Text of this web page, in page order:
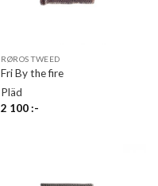
RØROS TWEED
Fri By the fire
Pläd
2 100:-